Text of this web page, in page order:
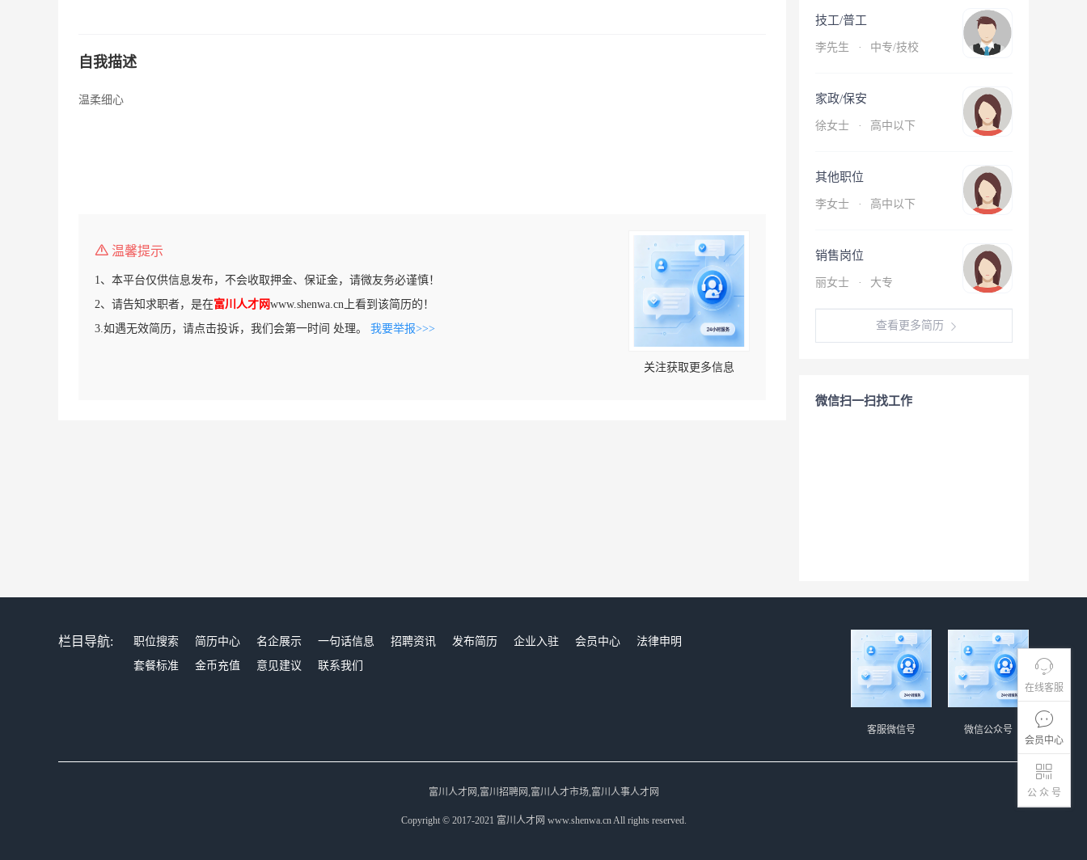
在线客服
会员中心
公 众 号
自我描述
温柔细心
温馨提示
1、本平台仅供信息发布，不会收取押金、保证金，请微友务必谨慎！
2、请告知求职者，是在富川人才网www.shenwa.cn上看到该简历的！
3.如遇无效简历，请点击投诉，我们会第一时间 处理。 我要举报>>>
关注获取更多信息
技工/普工
李先生 · 中专/技校
家政/保安
徐女士 · 高中以下
其他职位
李女士 · 高中以下
销售岗位
丽女士 · 大专
查看更多简历
微信扫一扫找工作
栏目导航: 职位搜索 简历中心 名企展示 一句话信息 招聘资讯 发布简历 企业入驻 会员中心
法律申明
套餐标准
金币充值 意见建议 联系我们
微信公众号
客服微信号
富川人才网,富川招聘网,富川人才市场,富川人事人才网
Copyright © 2017-2021 富川人才网 www.shenwa.cn All rights reserved.